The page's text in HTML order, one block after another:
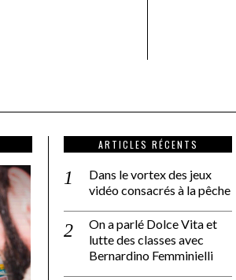
ARTICLES RÉCENTS
Dans le vortex des jeux
vidéo consacrés à la pêche
On a parlé Dolce Vita et
lutte des classes avec
Bernardino Femminielli